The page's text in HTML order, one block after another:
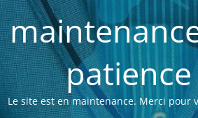
Le site est en maintenance. Merci pour